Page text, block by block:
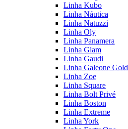
Linha Kubo
Linha Náutica
Linha Natuzzi
Linha Oly
Linha Panamera
Linha Glam
Linha Gaudi
Linha Galeone Gold
Linha Zoe
Linha Square
Linha Bolt Privé
Linha Boston
Linha Extreme
Linha York